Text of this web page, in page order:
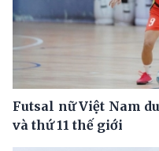
Futsal nữ Việt Nam
và thứ 11 thế giới